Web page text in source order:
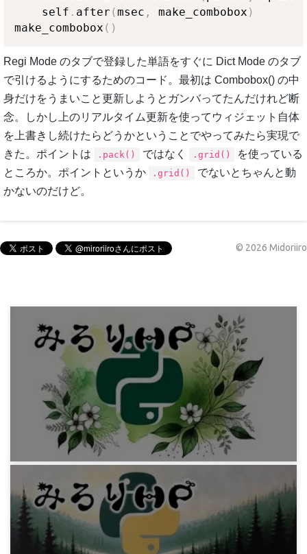
    self
. after (msec , make_combobox )
make_combobox ( )
Regi Mode のタブで登録した単語をすぐに Dict Mode のタブ
で引けるようにするためのコード。最初は Combobox() の中
身だけをうまいこと更新しようとガンバってたんだけれど断
念。しかし上のリアルタイム更新を使ってウィジェット自体
を上書きし続けたらどうかということでやってみたら実現で
きた。ポイントは
.pack() ではなく .grid()
を使っている
ところか。ポイントというか
.grid()
でないとちゃんと動
かないのだけど。
© 2026 Midoriiro
プログラミング
Python 作業ディレクトリにショートカット